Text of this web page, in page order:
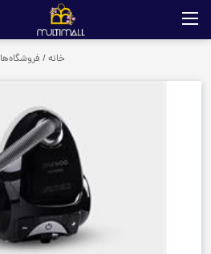
خانه/ فروشگاه‌ها